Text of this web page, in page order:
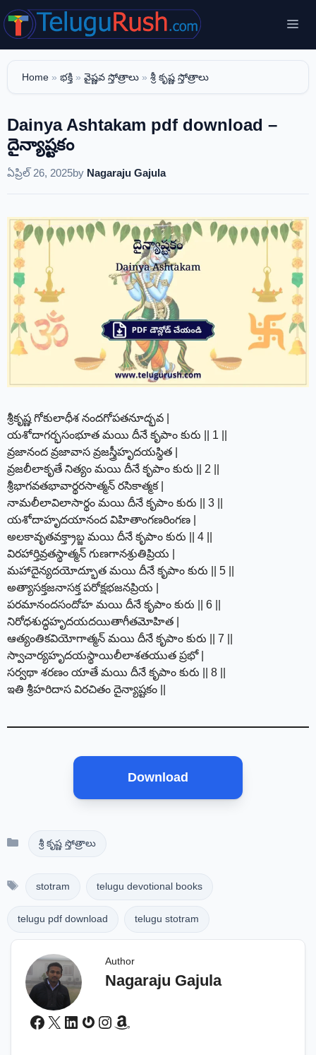
Skip
to
content
Home » భక్తి » వైష్ణవ స్తోత్రాలు » శ్రీ కృష్ణ స్తోత్రాలు
Dainya Ashtakam pdf download –
దైన్యాష్టకం
ఏప్రిల్ 26, 2025by Nagaraju Gajula
శ్రీకృష్ణ గోకులాధీశ నందగోపతనూద్భవ |
యశోదాగర్భసంభూత మయి దీనే కృపాం కురు || 1 ||
వ్రజానంద వ్రజావాస వ్రజస్త్రీహృదయస్థిత |
వ్రజలీలాకృతే నిత్యం మయి దీనే కృపాం కురు || 2 ||
శ్రీభాగవతభావార్థరసాత్మన్ రసికాత్మక |
నామలీలావిలాసార్థం మయి దీనే కృపాం కురు || 3 ||
యశోదాహృదయానంద విహితాంగణరింగణ |
అలకావృతవక్త్రాబ్జ మయి దీనే కృపాం కురు || 4 ||
విరహార్తివ్రతస్థాత్మన్ గుణగానశ్రుతిప్రియ |
మహాదైన్యదయోద్భూత మయి దీనే కృపాం కురు || 5 ||
అత్యాసక్తజనాసక్త పరోక్షభజనప్రియ |
పరమానందసందోహ మయి దీనే కృపాం కురు || 6 ||
నిరోధశుద్ధహృదయదయితాగీతమోహిత |
ఆత్యంతికవియోగాత్మన్ మయి దీనే కృపాం కురు || 7 ||
స్వాచార్యహృదయస్థాయిలీలాశతయుత ప్రభో |
సర్వథా శరణం యాతే మయి దీనే కృపాం కురు || 8 ||
ఇతి శ్రీహరిదాస విరచితం దైన్యాష్టకం ||
Download
Categories
శ్రీ కృష్ణ స్తోత్రాలు
Tagsstotram telugu devotional books
telugu pdf download telugu stotram
Author
Nagaraju Gajula
Facebook
X LinkedIn
Gravatar
Instagram
Amazon